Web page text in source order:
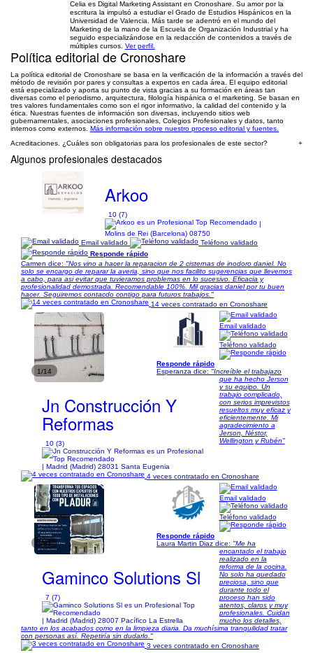
Celia es Digital Marketing Assistant en Cronoshare. Su amor por la
escritura la impulsó a estudiar el Grado de Estudios Hispánicos en la
Universidad de Valencia. Más tarde se adentró en el mundo del
Marketing de la mano de la Escuela de Organización Industrial y ha
seguido especializándose en la redacción de contenidos a través de
múltiples cursos. Ver perfil.
Política editorial de Cronoshare
La política editorial de Cronoshare se basa en la verificación de la información a través del
método de revisión por pares y consultas a expertos en cada área. El equipo editorial
está especializado y aporta su punto de vista gracias a su formación en áreas tan
diversas como el periodismo, arquitectura, filología hispánica o el marketing. Se basan en
tres valores fundamentales como son el rigor informativo, la calidad del contenido y la
ética. Nuestras fuentes de información son diversas, incluyendo sitios web
gubernamentales, asociaciones profesionales, Colegios Profesionales y datos, tanto
internos como externos. Más información sobre nuestro proceso editorial y fuentes.
Acreditaciones. ¿Cuáles son obligatorias para los profesionales de este sector?
+
Algunos profesionales destacados
Arkoo
10 (7)
|
Molins de Rei (Barcelona) 08750
Email validado
Teléfono validado
Responde rápido
Carmen dice: "Nos vino a hacer la reparacion de 2 cisternas de inodoro daniel. No
solo se encargo de reparar la averia, sino que nos facilito sugerencias que llevemos
a cabo, para asi evitar que tuvieramos problemas en lo sucesivo. Eficacia y
profesionalidad demostrada. Recomendable 100%. Mil gracias daniel por tu buen
hacer. Seguiremos contacdo contigo para futuros trabajos."
14 veces contratado en Cronoshare
1/14
Jn Construcción Y
Reformas
10 (3)
| Madrid (Madrid) 28031 Santa Eugenia
Email validado
Teléfono validado
Responde rápido
Esperanza dice: "Increíble el trabajazo
que ha hecho Jerson
y su equipo. Un
trabajo complicado,
con serios imprevistos
resueltos muy eficaz y
eficientemente. Mi
agradecimiento a
Jerson, Néstor,
Wellington y Rubén"
4 veces contratado en Cronoshare
1/81
Gaminco Solutions Sl
7 (7)
| Madrid (Madrid) 28007 Pacífico La Estrella
Email validado
Teléfono validado
Responde rápido
Laura Martin Diaz dice: "Me ha
encantado el trabajo
realizado en la
reforma de la cocina.
No solo ha quedado
preciosa, sino que
durante todo el
proceso han sido
atentos, claros y muy
profesionales. Cuidan
mucho los detalles,
tanto en los acabados como en la limpieza diaria. Da muchísima tranquilidad tratar
con personas así. Repetiría sin dudarlo."
3 veces contratado en Cronoshare